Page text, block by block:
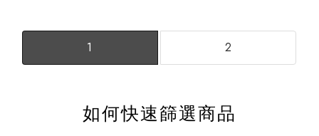
1 2
如何快速篩選商品